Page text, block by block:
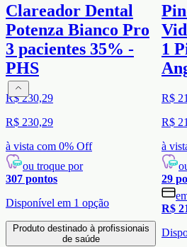
Clareador Dental
Potenza Bianco Pro
3 pacientes 35% -
PHS
R$ 230,29
R$ 230,29
à vista com 0% Off
ou troque por
307 pontos
Disponível em 1 opção
Produto destinado à profissionais
de saúde
1
R$
R$
à
29
R$